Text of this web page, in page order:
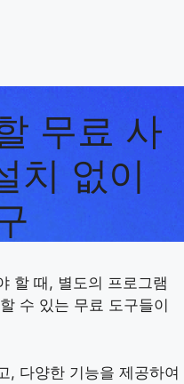
무료 사
치 없이
할 때, 별도의 프로그램
수 있는 무료 도구들이
, 다양한 기능을 제공하여